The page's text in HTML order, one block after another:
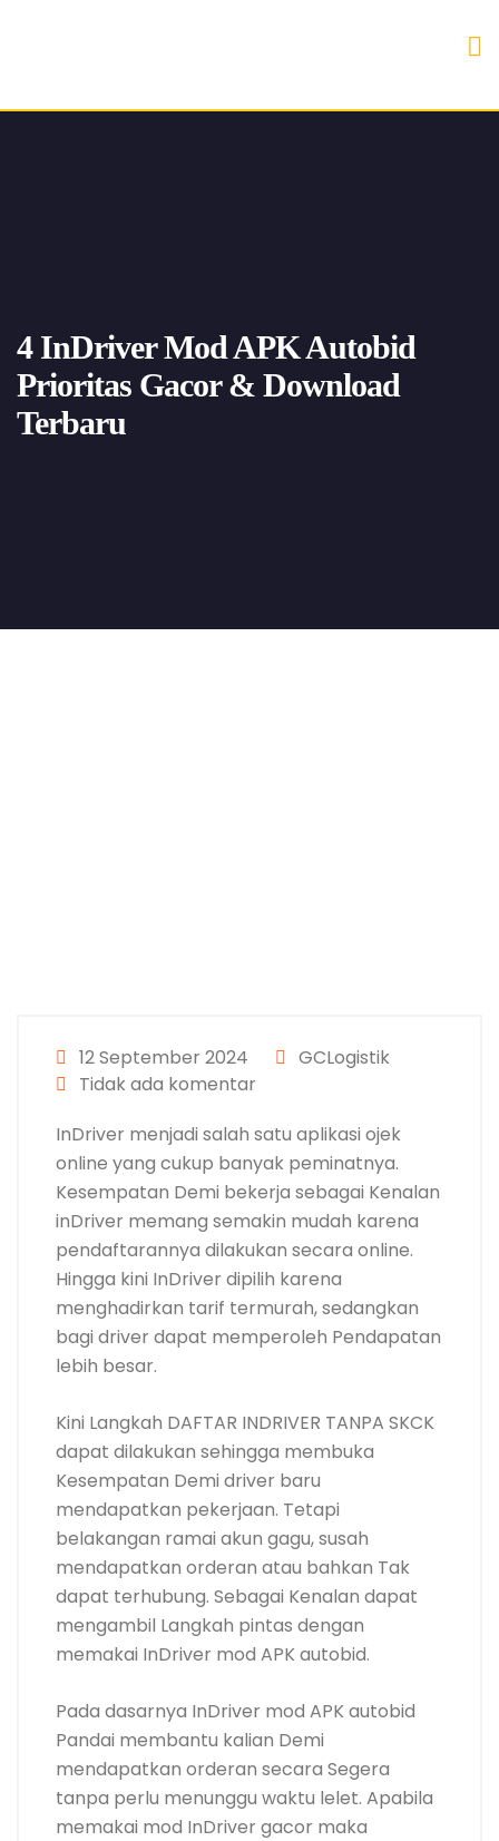
4 InDriver Mod APK Autobid
Prioritas Gacor & Download
Terbaru
12 September 2024
GCLogistik
Tidak ada komentar
InDriver menjadi salah satu aplikasi ojek
online yang cukup banyak peminatnya.
Kesempatan Demi bekerja sebagai Kenalan
inDriver memang semakin mudah karena
pendaftarannya dilakukan secara online.
Hingga kini InDriver dipilih karena
menghadirkan tarif termurah, sedangkan
bagi driver dapat memperoleh Pendapatan
lebih besar.
Kini Langkah DAFTAR INDRIVER TANPA SKCK
dapat dilakukan sehingga membuka
Kesempatan Demi driver baru
mendapatkan pekerjaan. Tetapi
belakangan ramai akun gagu, susah
mendapatkan orderan atau bahkan Tak
dapat terhubung. Sebagai Kenalan dapat
mengambil Langkah pintas dengan
memakai InDriver mod APK autobid.
Pada dasarnya InDriver mod APK autobid
Pandai membantu kalian Demi
mendapatkan orderan secara Segera
tanpa perlu menunggu waktu lelet. Apabila
memakai mod InDriver gacor maka